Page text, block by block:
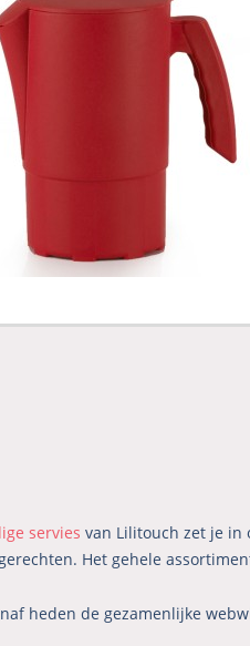
servies van Lilitouch zet je in
Het gehele
heden de gezamenlijke